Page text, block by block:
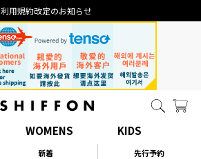
利用規約改定のお知らせ
WOMENS KIDS
新着
先行予約